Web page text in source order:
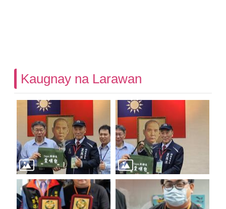
Kaugnay na Larawan